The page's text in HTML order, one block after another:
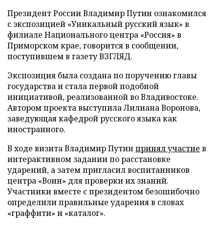
Президент России Владимир Путин ознакомился
с экспозицией «Уникальный русский язык» в
филиале Национального центра «Россия» в
Приморском крае, говорится в сообщении,
поступившем в газету ВЗГЛЯД.
Экспозиция была создана по поручению главы
государства и стала первой подобной
инициативой, реализованной во Владивостоке.
Автором проекта выступила Лилиана Воронова,
заведующая кафедрой русского языка как
иностранного.
В ходе визита Владимир Путин принял участие в
интерактивном задании по расстановке
ударений, а затем пригласил воспитанников
центра «Воин» для проверки их знаний.
Участники вместе с президентом безошибочно
определили правильные ударения в словах
«граффити» и «каталог».